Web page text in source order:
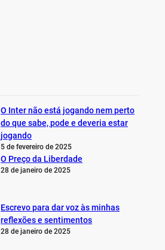
O Inter não está jogando nem perto
do que sabe, pode e deveria estar
jogando
5 de fevereiro de 2025
O Preço da Liberdade
28 de janeiro de 2025
Escrevo para dar voz às minhas
reflexões e sentimentos
28 de janeiro de 2025